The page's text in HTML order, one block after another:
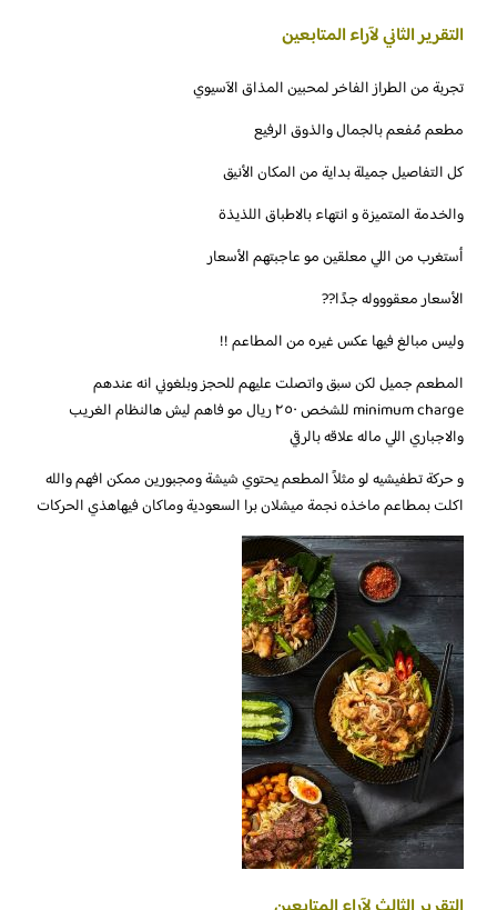
التقرير الثاني لآراء المتابعين
تجربة من الطراز الفاخر لمحبين المذاق الآسيوي
مطعم مُفعم بالجمال والذوق الرفيع
كل التفاصيل جميلة بداية من المكان الأنيق
والخدمة المتميزة و انتهاء بالاطباق اللذيذة
أستغرب من اللي معلقين مو عاجبتهم الأسعار
الأسعار معقوووله جدًا??
وليس مبالغ فيها عكس غيره من المطاعم !!
المطعم جميل لكن سبق واتصلت عليهم للحجز وبلغوني انه عندهم
minimum charge للشخص ٢٥٠ ريال مو فاهم ليش هالنظام الغريب
والاجباري اللي ماله علاقه بالرقي
و حركة تطفيشيه لو مثلاً المطعم يحتوي شيشة ومجبورين ممكن افهم والله
اكلت بمطاعم ماخذه نجمة ميشلان برا السعودية وماكان فيهاهذي الحركات